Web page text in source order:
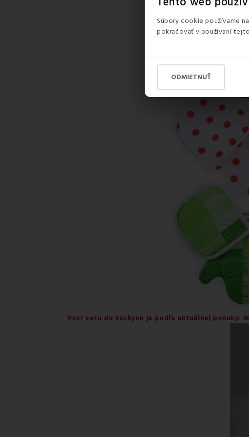
Súbory cookie používame
pokračovať v používaní
ODMIETNUŤ
Vzor setu do kuchyne je podľa aktuálnej ponuky.